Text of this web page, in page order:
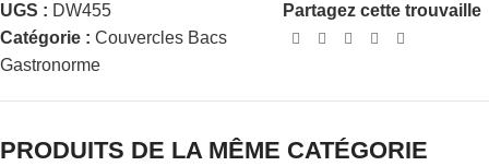
UGS : DW455
Catégorie : Couvercles Bacs
Gastronorme
Partagez cette trouvaille
PRODUITS DE LA MÊME CATÉGORIE